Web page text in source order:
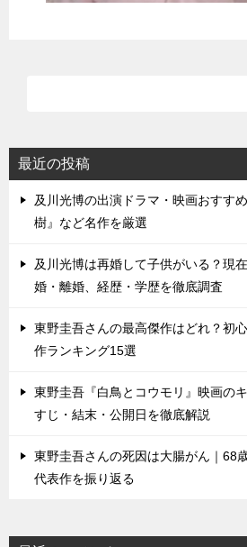
最近の投稿
及川光博の出演ドラマ・映画おすす
樹』など名作を厳選
及川光博は再婚して子供がいる？現
婚・離婚、経歴・学歴を徹底調査
東野圭吾さんの最高傑作はどれ？初
作ランキング15選
東野圭吾『白鳥とコウモリ』映画の
すじ・結末・公開日を徹底解説
東野圭吾さんの死因は大腸がん｜68
代表作を振り返る